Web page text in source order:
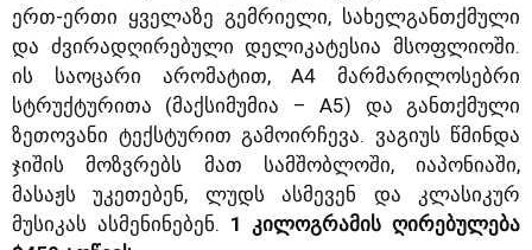
ერთ-ერთი ყველაზე გემრიელი, სახელგანთქმული
და ძვირადღირებული დელიკატესია მსოფლიოში.
ის საოცარი არომატით, A4 მარმარილოსებრი
სტრუქტურითა (მაქსიმუმია – A5) და განთქმული
ზეთოვანი ტექსტურით გამოირჩევა. ვაგიუს წმინდა
ჯიშის მოზვრებს მათ სამშობლოში, იაპონიაში,
მასაჟს უკეთებენ, ლუდს ასმევენ და კლასიკურ
მუსიკას ასმენინებენ. 1 კილოგრამის ღირებულება